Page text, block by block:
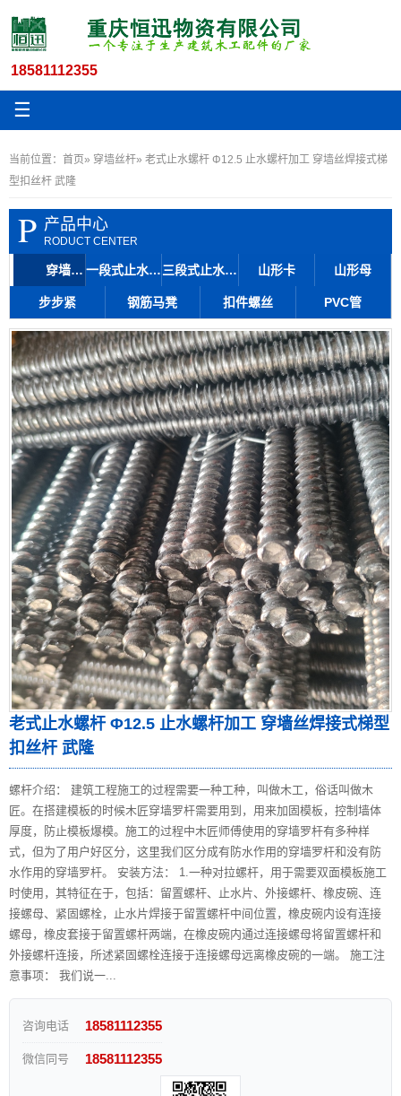
18581112355
☰
当前位置： 首页» 穿墙丝杆» 老式止水螺杆 Φ12.5 止水螺杆加工 穿墙丝焊接式梯
型扣丝杆 武隆
P 产品中心
RODUCT CENTER
穿墙丝杆 一段式止水丝杆 三段式止水丝杆 山形卡 山形母
步步紧 钢筋马凳 扣件螺丝 PVC管
老式止水螺杆 Φ12.5 止水螺杆加工 穿墙丝焊接式梯型
扣丝杆 武隆
螺杆介绍： 建筑工程施工的过程需要一种工种，叫做木工，俗话叫做木
匠。在搭建模板的时候木匠穿墙罗杆需要用到，用来加固模板，控制墙体
厚度，防止模板爆模。施工的过程中木匠师傅使用的穿墙罗杆有多种样
式，但为了用户好区分，这里我们区分成有防水作用的穿墙罗杆和没有防
水作用的穿墙罗杆。 安装方法： 1.一种对拉螺杆，用于需要双面模板施工
时使用，其特征在于，包括：留置螺杆、止水片、外接螺杆、橡皮碗、连
接螺母、紧固螺栓，止水片焊接于留置螺杆中间位置，橡皮碗内设有连接
螺母，橡皮套接于留置螺杆两端，在橡皮碗内通过连接螺母将留置螺杆和
外接螺杆连接，所述紧固螺栓连接于连接螺母远离橡皮碗的一端。 施工注
意事项： 我们说一...
咨询电话 18581112355
微信同号 18581112355